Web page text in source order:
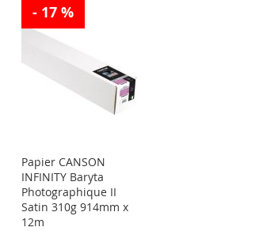
- 17 %
Papier CANSON
INFINITY Baryta
Photographique II
Satin 310g 914mm x
12m